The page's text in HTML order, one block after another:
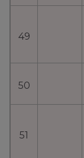
49
50
51